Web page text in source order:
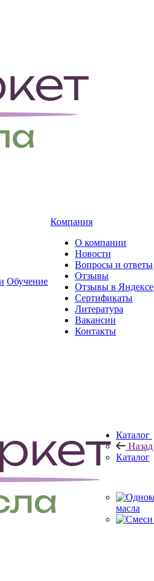
Обучение
Компания
О компании
Новости
Вопросы и ответы
Отзывы
Отзывы в Яндексе
Сертификаты
Литература
Вакансии
Контакты
Каталог
Назад
Каталог
масла